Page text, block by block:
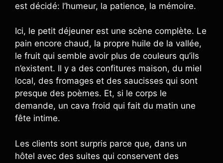
est décidé: l’humeur, la patience, la mémoire.
Ici, le petit déjeuner est une scène complète. Le
pain encore chaud, la propre huile de la vallée,
le fruit qui semble avoir plus de couleurs qu’ils
n’existent. Il y a des confitures maison, du miel
local, des fromages et des saucisses qui sont
presque des poèmes. Et, si le corps le
demande, un cava froid qui fait du matin une
fête intime.
Les clients sont surpris parce que, dans un
hôtel avec des suites qui conservent des